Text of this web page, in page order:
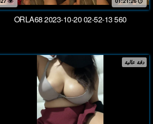
ORLA68 2023-10-20 02-52-13 560
دقة عالية